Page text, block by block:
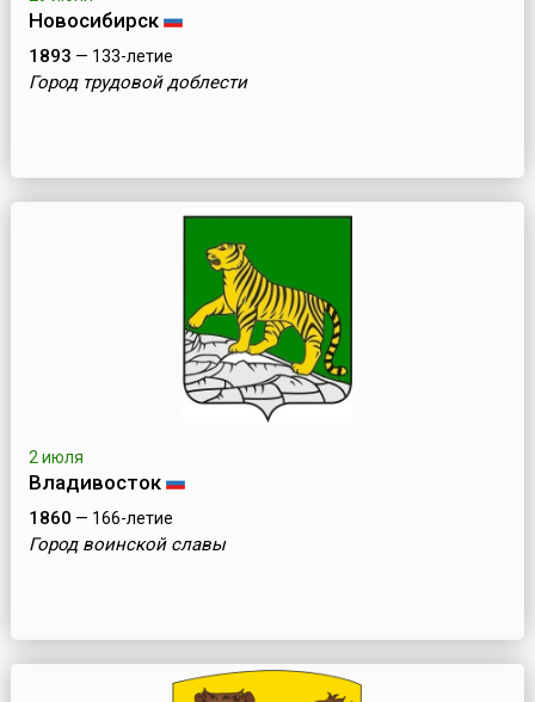
Новосибирск
1893 — 133-летие
Город трудовой доблести
2 июля
Владивосток
1860 — 166-летие
Город воинской славы